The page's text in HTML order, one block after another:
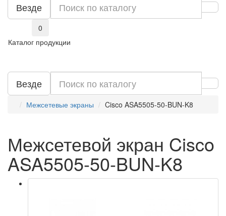
Везде
0
Каталог продукции
Везде
Межсетевые экраны Cisco ASA5505-50-BUN-K8
Межсетевой экран Cisco
ASA5505-50-BUN-K8